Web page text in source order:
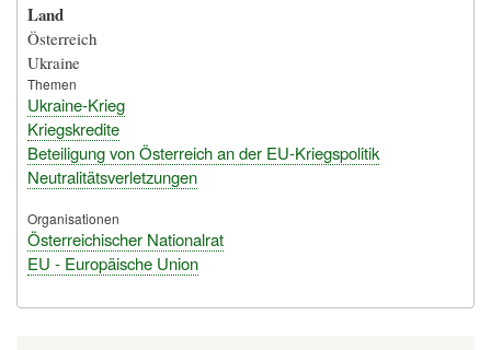
Land
Österreich
Ukraine
Themen
Ukraine-Krieg
Kriegskredite
Beteiligung von Österreich an der EU-Kriegspolitik
Neutralitätsverletzungen
Organisationen
Österreichischer Nationalrat
EU - Europäische Union